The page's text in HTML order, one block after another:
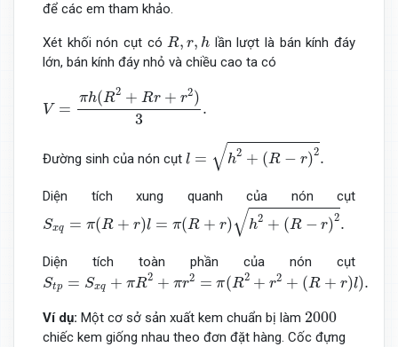
để các em tham khảo.
Xét khối nón cụt cóR, r, h
R, h
lần lượt là bán kính đáy
lớn, bán kính đáy nhỏ và chiều cao ta có
V =
πh(R2 + Rr + r2)
3
.
2 R
Đường sinh của nón cụt l = √h2 + (R − r)2.
(R−r)2.
Diện tích xung quanh của nón cụt
Sxq = π(R + r)l = π(R + r)√h2 + (R − r)2.
Sxq R+r π(R+ 2+(R− 2.
Diện tích toàn phần của nón cụt
Stp = Sxq + πR2 + πr2 = π(R2 + r2 + (R + r)l).
Stp q+π +πr2 (R2+ 2 +(R+ )l .
Ví dụ: Một cơ sở sản xuất kem chuẩn bị làm 2000
2000
chiếc kem giống nhau theo đơn đặt hàng. Cốc đựng